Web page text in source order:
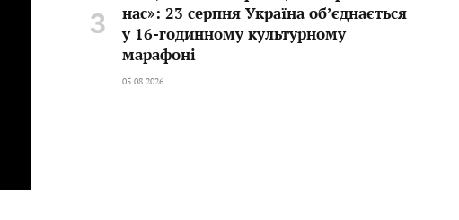
нас»: 23 серпня Україна об’єднається
у 16-годинному культурному
марафоні
05.08.2026